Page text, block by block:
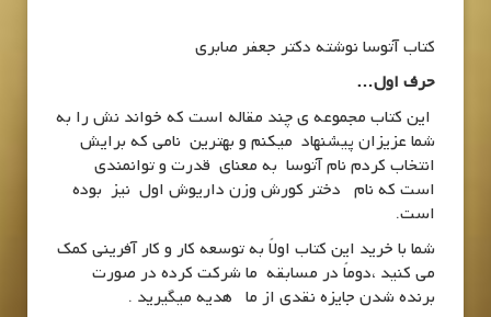
کتاب آتوسا نوشته دکتر جعفر صابری
حرف اول…
این کتاب مجموعه ی چند مقاله است که خواند نش را به
شما عزیزان پیشنهاد میکنم و بهترین نامی که برایش
انتخاب کردم نام آتوسا به معنای قدرت و توانمندي
است که نام دختر کورش وزن داريوش اول نیز بوده
است.
شما با خرید این کتاب اولاً به توسعه کار و کار آفرینی کمک
می کنید ،دوماً در مسابقه ما شرکت کرده در صورت
برنده شدن جایزه نقدی از ما هدیه میگیرید .